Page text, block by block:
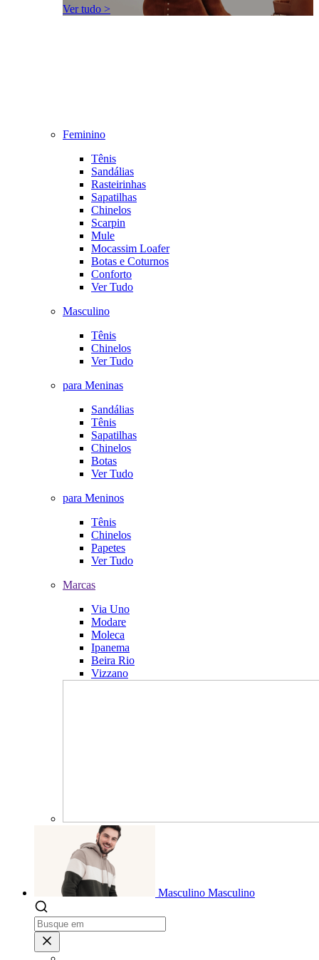
Ver tudo >
Feminino
Tênis
Sandálias
Rasteirinhas
Sapatilhas
Chinelos
Scarpin
Mule
Mocassim Loafer
Botas e Coturnos
Conforto
Ver Tudo
Masculino
Tênis
Chinelos
Ver Tudo
para Meninas
Sandálias
Tênis
Sapatilhas
Chinelos
Botas
Ver Tudo
para Meninos
Tênis
Chinelos
Papetes
Ver Tudo
Marcas
Via Uno
Modare
Moleca
Ipanema
Beira Rio
Vizzano
Masculino Masculino